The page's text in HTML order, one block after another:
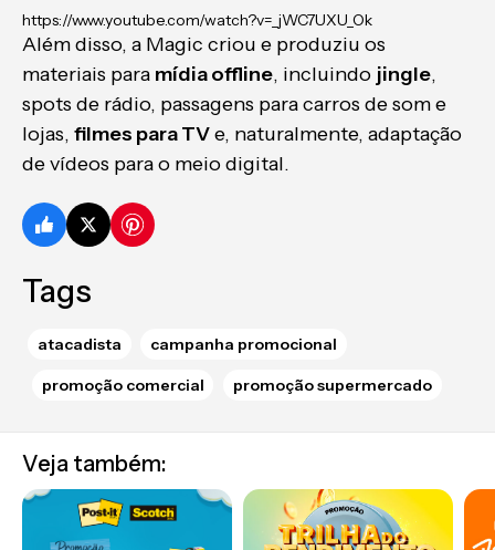
https://www.youtube.com/watch?v=_jWC7UXU_Ok
Além disso, a Magic criou e produziu os
materiais para mídia offline, incluindo jingle,
spots de rádio, passagens para carros de som e
lojas, filmes para TVe, naturalmente, adaptação
de vídeos para o meio digital.
Tags
atacadista campanha promocional
promoção comercial promoção supermercado
Veja também: